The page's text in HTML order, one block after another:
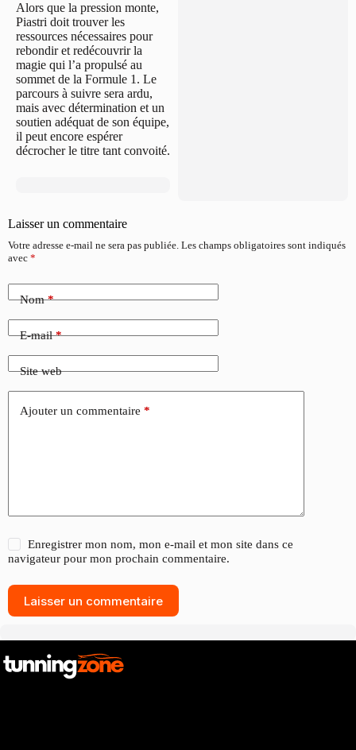
Alors que la pression monte,
Piastri doit trouver les
ressources nécessaires pour
rebondir et redécouvrir la
magie qui l’a propulsé au
sommet de la Formule 1. Le
parcours à suivre sera ardu,
mais avec détermination et un
soutien adéquat de son équipe,
il peut encore espérer
décrocher le titre tant convoité.
Laisser un commentaire
Votre adresse e-mail ne sera pas publiée. Les champs obligatoires sont indiqués
avec *
Nom*
E-mail*
Site web
Ajouter un commentaire *
Enregistrer mon nom, mon e-mail et mon site dans ce
navigateur pour mon prochain commentaire.
Laisser un commentaire